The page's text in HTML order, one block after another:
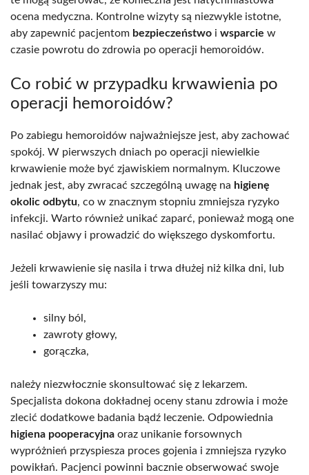
ocena medyczna. Kontrolne wizyty są niezwykle istotne,
aby zapewnić pacjentom bezpieczeństwo i wsparcie w
czasie powrotu do zdrowia po operacji hemoroidów.
Co robić w przypadku krwawienia po
operacji hemoroidów?
Po zabiegu hemoroidów najważniejsze jest, aby zachować
spokój. W pierwszych dniach po operacji niewielkie
krwawienie może być zjawiskiem normalnym. Kluczowe
jednak jest, aby zwracać szczególną uwagę na higienę
okolic odbytu, co w znacznym stopniu zmniejsza ryzyko
infekcji. Warto również unikać zaparć, ponieważ mogą one
nasilać objawy i prowadzić do większego dyskomfortu.
Jeżeli krwawienie się nasila i trwa dłużej niż kilka dni, lub
jeśli towarzyszy mu:
silny ból,
zawroty głowy,
gorączka,
należy niezwłocznie skonsultować się z lekarzem.
Specjalista dokona dokładnej oceny stanu zdrowia i może
zlecić dodatkowe badania bądź leczenie. Odpowiednia
higiena pooperacyjna oraz unikanie forsownych
wypróżnień przyspiesza proces gojenia i zmniejsza ryzyko
powikłań. Pacjenci powinni bacznie obserwować swoje